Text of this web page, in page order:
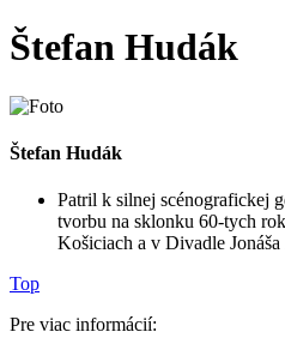
Štefan Hudák
Štefan Hudák
Patril k silnej scénografickej
tvorbu na sklonku 60-tych
Košiciach a v Divadle
Top
Pre viac informácií: